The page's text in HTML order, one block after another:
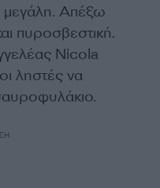
μεγάλη. Απέξω
πυροσβεστική.
Nicola
ληστές να